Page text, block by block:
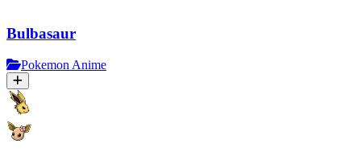
Bulbasaur
Pokemon Anime